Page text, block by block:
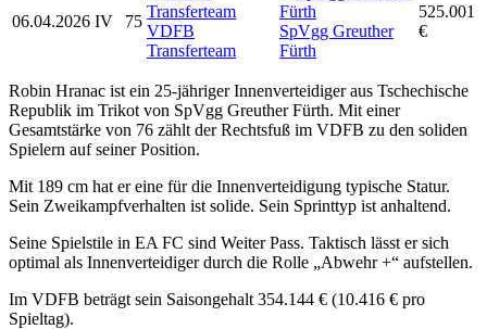
06.04.2026 IV 75
VDFB
Transferteam
SpVgg Greuther
Fürth
525.001
€
Robin Hranac ist ein 25-jähriger Innenverteidiger aus Tschechische
Republik im Trikot von SpVgg Greuther Fürth. Mit einer
Gesamtstärke von 76 zählt der Rechtsfuß im VDFB zu den soliden
Spielern auf seiner Position.
Mit 189 cm hat er eine für die Innenverteidigung typische Statur.
Sein Zweikampfverhalten ist solide. Sein Sprinttyp ist anhaltend.
Seine Spielstile in EA FC sind Weiter Pass. Taktisch lässt er sich
optimal als Innenverteidiger durch die Rolle „Abwehr +“ aufstellen.
Im VDFB beträgt sein Saisongehalt 354.144 € (10.416 € pro
Spieltag).